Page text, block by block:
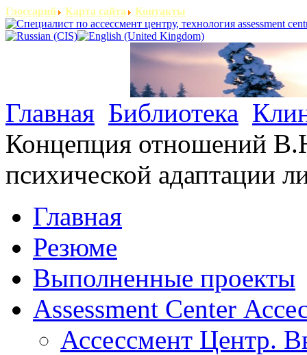
Глоссарий Карта сайта Контакты
Главная Библиотека
Концепция отношений
психической адаптации
Главная
Резюме
Выполненные проекты
Assessment Center
Ассессмент Центр.